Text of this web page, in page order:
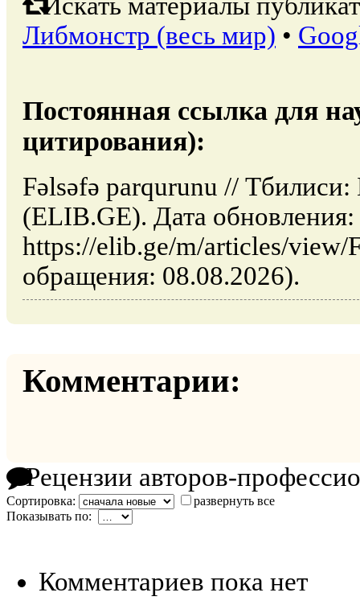
Либмонстр (весь мир) •
Постоянная ссылка для
цитирования):
Fəlsəfə parqurunu // Тбилиси:
(ELIB.GE). Дата
https://elib.ge/m/articles/view/
обращения: 08.08.2026).
Комментарии:
Рецензии авторов-
Сортировка:
развернуть все
Показывать по:
Комментариев пока нет